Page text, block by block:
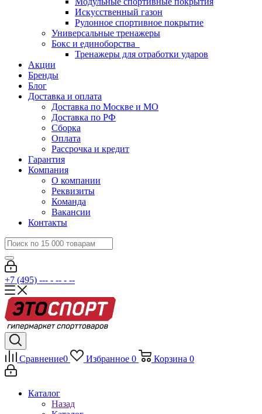
Искусственный газон
Рулонное спортивное покрытие
Универсальные тренажеры
Бокс и единоборства
Тренажеры для отработки ударов
Акции
Бренды
Блог
Доставка и оплата
Доставка по Москве и МО
Доставка по РФ
Сборка
Оплата
Рассрочка и кредит
Гарантия
Компания
О компании
Реквизиты
Команда
Вакансии
Контакты
+7 (495) --- - -- - --
Сравнение0 Избранное 0 Корзина 0
Каталог
Назад